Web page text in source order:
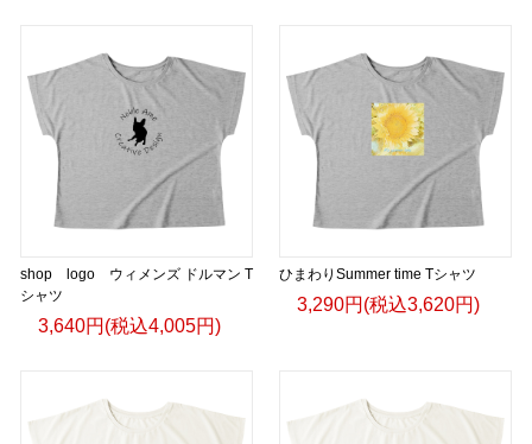
shop logo ウィメンズ ドルマン T
シャツ
3,640円(税込4,005円)
ひまわりSummer time Tシャツ
3,290円(税込3,620円)